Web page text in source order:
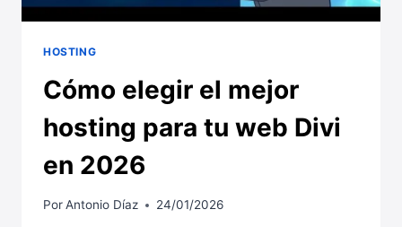
HOSTING
Cómo elegir el mejor
hosting para tu web Divi
en 2026
PorAntonio Díaz 24/01/2026